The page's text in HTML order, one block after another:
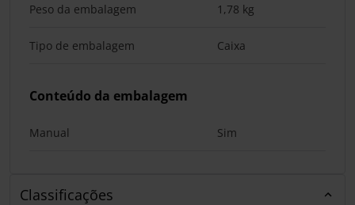
Peso da embalagem 1,78 kg
Tipo de embalagem Caixa
Conteúdo da embalagem
Manual Sim
Classificações